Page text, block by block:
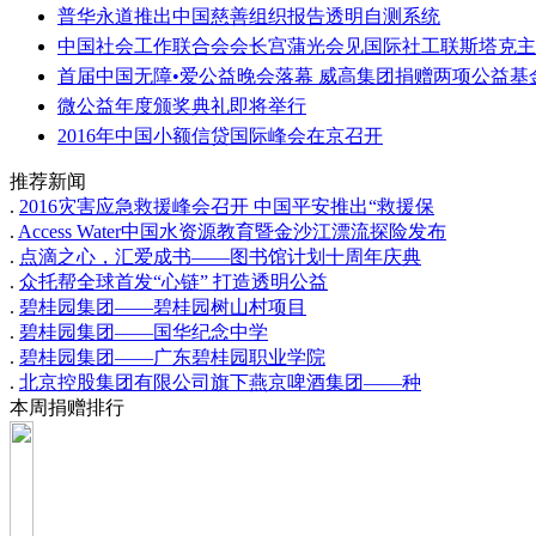
普华永道推出中国慈善组织报告透明自测系统
中国社会工作联合会会长宫蒲光会见国际社工联斯塔克
首届中国无障•爱公益晚会落幕 威高集团捐赠两项公益基
微公益年度颁奖典礼即将举行
2016年中国小额信贷国际峰会在京召开
推荐新闻
. 2016灾害应急救援峰会召开 中国平安推出“救援保
. Access Water中国水资源教育暨金沙江漂流探险发布
. 点滴之心，汇爱成书——图书馆计划十周年庆典
. 众托帮全球首发“心链” 打造透明公益
. 碧桂园集团——碧桂园树山村项目
. 碧桂园集团——国华纪念中学
. 碧桂园集团——广东碧桂园职业学院
. 北京控股集团有限公司旗下燕京啤酒集团——种
本周捐赠排行